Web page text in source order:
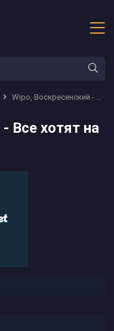
Wipo, Воскресенский - Все хотят на тусу к нам
- Все хотят на